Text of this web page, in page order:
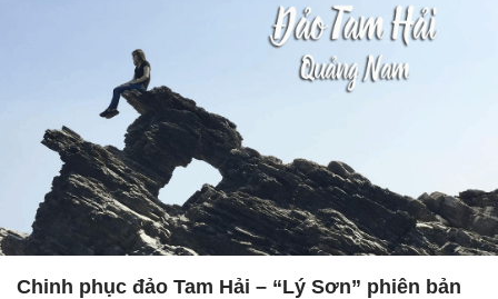
Chinh phục đảo Tam Hải – “Lý Sơn” phiên bản